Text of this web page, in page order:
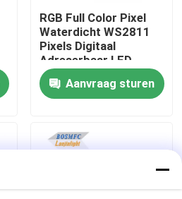
RGB Full Color Pixel
Waterdicht WS2811
Pixels Digitaal
Adreserbaar LED
Globe String Lights
12mm DC 5V
Aanvraag sturen